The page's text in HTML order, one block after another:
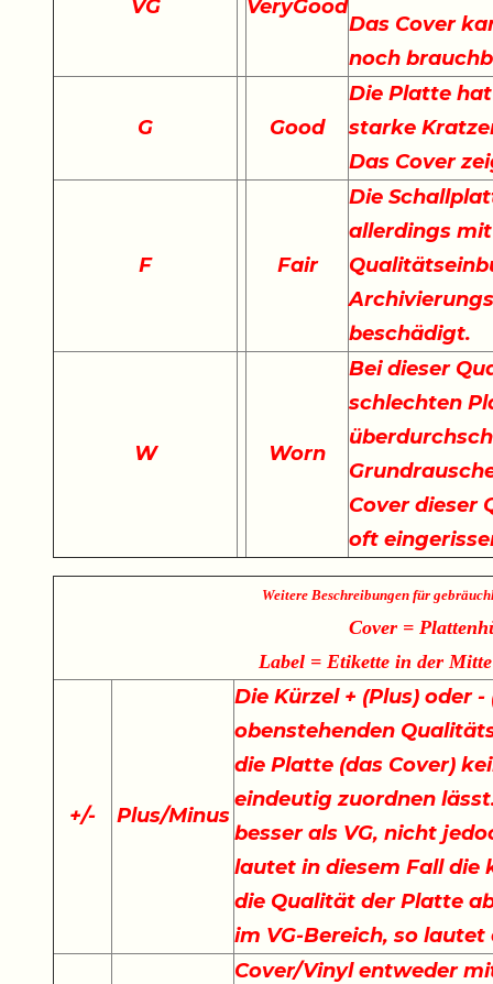
VG VeryGood
Das Cover
noch
G Good
Die Platte
starke
Das Cover
F Fair
Die
allerdings
beschädigt.
W Worn
Bei dieser
schlechten
Cover dieser
oft
Weitere Beschreibungen für
Cover =
Label = Etikette in der
+/- Plus/Minus
Die Kürzel + (Plus) oder
obenstehenden
die Platte (das Cover)
eindeutig zuordnen
besser als VG, nicht
lautet in diesem Fall die
die Qualität der Platte
im VG-Bereich, so
Cover/Vinyl entweder